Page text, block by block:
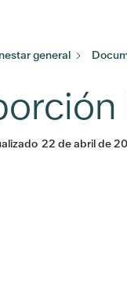
general
22 de abril de